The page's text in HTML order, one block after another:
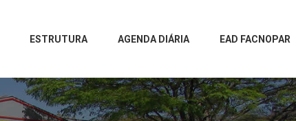
ESTRUTURA AGENDA DIÁRIA EAD FACNOPAR